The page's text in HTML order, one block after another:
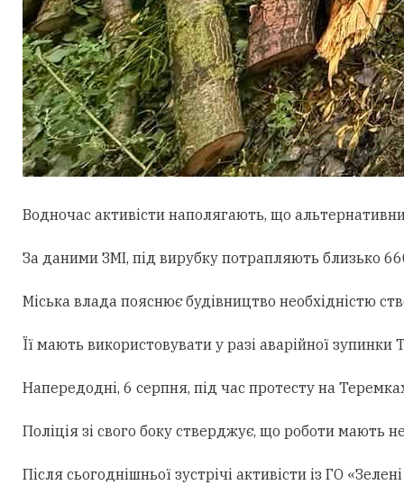
Водночас активісти наполягають, що
За даними ЗМІ, під вирубку потрапляють близько
Міська влада пояснює будівництво необхідністю
Її мають використовувати у разі аварійної
Напередодні, 6 серпня, під час протесту на
Поліція зі свого боку стверджує, що роботи мають
Після сьогоднішньої зустрічі активісти із ГО